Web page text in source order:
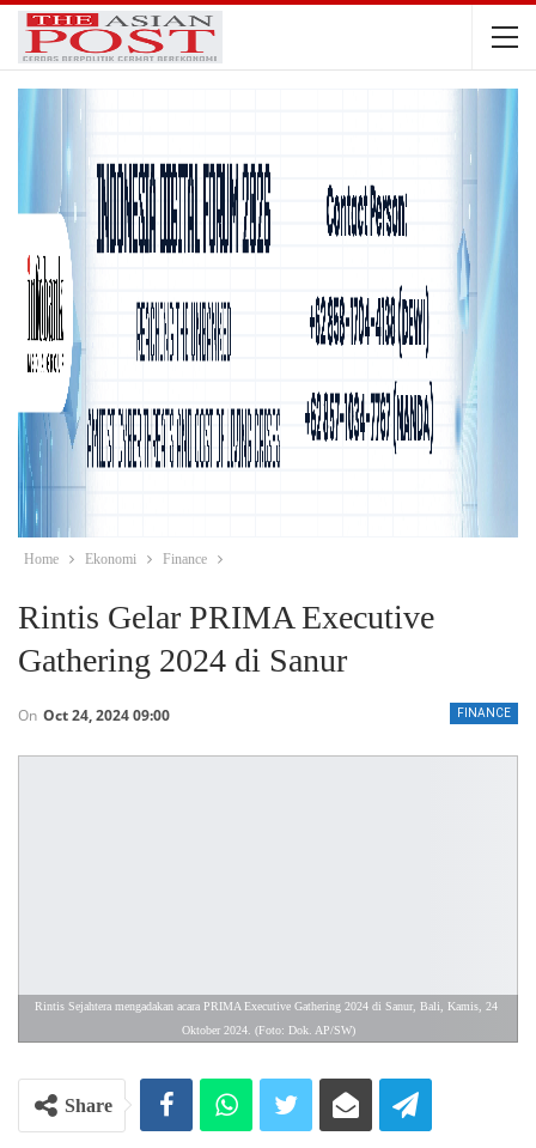
Home Ekonomi Finance
Rintis Gelar PRIMA Executive
Gathering 2024 di Sanur
FINANCE
On Oct 24, 2024 09:00
Rintis Sejahtera mengadakan acara PRIMA Executive Gathering 2024 di Sanur, Bali, Kamis, 24
Oktober 2024. (Foto: Dok. AP/SW)
Share